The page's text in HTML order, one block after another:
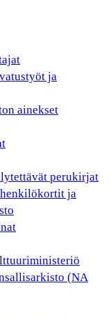
ja
ainekset
perukirjat
ja
(NA